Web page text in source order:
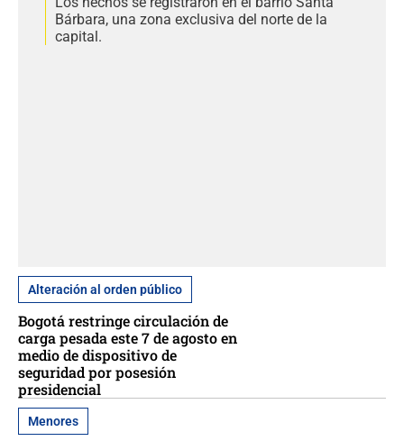
Bárbara, una zona exclusiva del norte de la
capital.
Alteración al orden público
Bogotá restringe circulación de
carga pesada este 7 de agosto en
medio de dispositivo de
seguridad por posesión
presidencial
Menores